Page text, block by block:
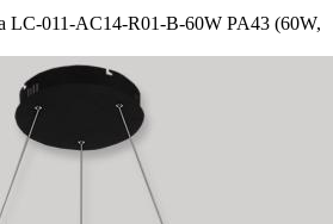
LC-011-AC14-R01-B-60W PA43 (60W,